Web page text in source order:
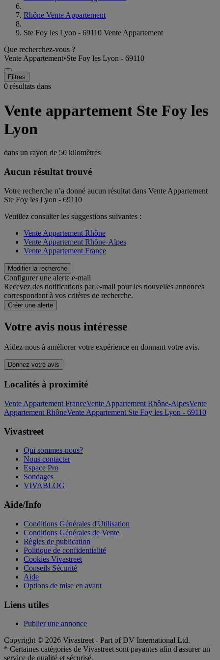
Rhône Vente Appartement
Ste Foy les Lyon - 69110 Vente Appartement
Que recherchez-vous ?
Vente Appartement•Ste Foy les Lyon - 69110
Filtres
0 résultats dans
Vente appartement Ste Foy les
Lyon
dans un rayon de 50 kilomètres
Aucun résultat trouvé
Votre recherche n’a donné aucun résultat dans Vente Appartement
Ste Foy les Lyon - 69110
Veuillez consulter les suggestions suivantes :
Vente Appartement Rhône
Vente Appartement Rhône-Alpes
Vente Appartement France
Modifier la recherche
Configurer une alerte e-mail
Recevez des notifications par e-mail pour les nouvelles annonces
correspondant à vos critères de recherche.
Créer une alerte
Votre avis nous intéresse
Aidez-nous à améliorer votre expérience en donnant votre avis.
Donnez votre avis
Localités à proximité
Vente Appartement FranceVente Appartement Rhône-AlpesVente
Appartement RhôneVente Appartement Ste Foy les Lyon - 69110
Vivastreet
Qui sommes-nous?
Nous contacter
Espace Pro
Sondages
VIVABLOG
Aide/Info
Conditions Générales d'Utilisation
Conditions Générales de Vente
Règles de publication
Politique de confidentialité
Cookies Vivastreet
Conseils Sécurité
Aide
Options de mise en avant
Liens utiles
Publier une annonce
Copyright © 2026 Vivastreet - Part of DV International Ltd.
* Certaines catégories de Vivastreet sont payantes afin d'assurer un
service de qualité et sécurisé.